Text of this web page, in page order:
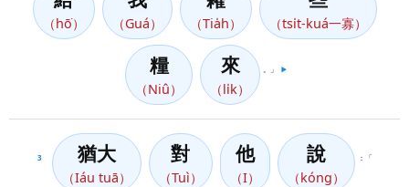
（hō͘） （Guá） （Tia̍h） （tsi̍t-kuá一寡）
糧
（Niû）
來
（li̍k）
。」 ▶️
3 猶大
（Iáu tuā）
對
（Tuì）
他
（I）
說
（kóng）
：「